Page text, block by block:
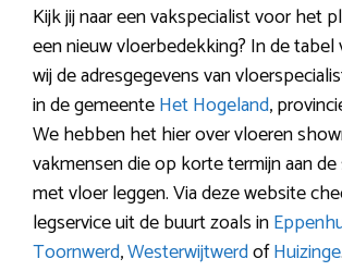
Kijk jij naar een vakspecialist voor het
een nieuw vloerbedekking? In de
wij de adresgegevens van
in de gemeenteHet Hogeland,
We hebben het hier over vloeren
vakmensen die op korte termijn aan
met vloer leggen. Via deze website
legservice uit de buurt zoals in
Toornwerd,WesterwijtwerdofHuizinge.